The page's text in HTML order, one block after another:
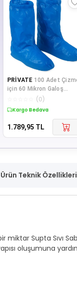
PRİVATE 100 Adet
için 60 Mikron Galoş
Plastik Kaymayan Sıvı
Geçirme
(0)
Kargo Bedava
1.789,95 TL
Ürün Teknik Özellikleri
bir miktar Supta Sıvı
oluşumuna